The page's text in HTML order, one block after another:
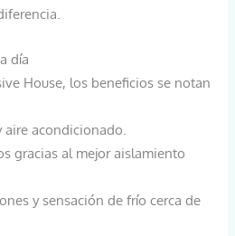
día
House, los beneficios se notan
aire acondicionado.
gracias al mejor aislamiento
y sensación de frío cerca de